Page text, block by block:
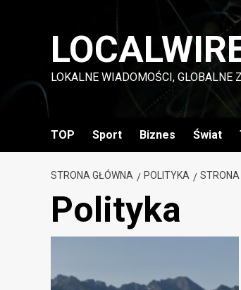
LOKALNE WIADOMOŚCI, GLOBALNE
TOP Sport Biznes Świat
STRONA GŁÓWNA POLITYKA
Polityka